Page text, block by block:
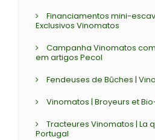
Financiamentos mini-
Exclusivos Vinomatos
Campanha Vinomatos
em artigos Pecol
Fendeuses de Bûches |
Vinomatos | Broyeurs et
Tracteures Vinomatos | La
Portugal